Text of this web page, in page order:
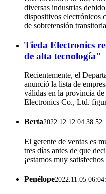
diversas industrias
dispositivos electrónicos
de sobretensión
Tieda Electronics
de alta tecnología"
Recientemente, el
anunció la lista de
válidas en la provincia
Electronics Co., Ltd.
Berta2022.12.12 04:38:52
El gerente de ventas es
tres días antes de que
¡estamos muy
Penélope2022.11.05